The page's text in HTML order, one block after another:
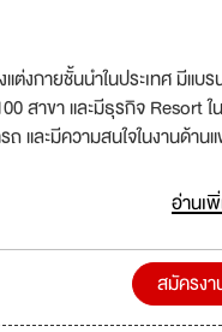
ต่งกายชั้นนำในประเทศ มีแบ
สาขา และมีธุรกิจ Resort ใ
และมีความสนใจในงานด้าน
ป็นของตัวเอง คือ ZEIN
กำลังขยายงาน และมองหาบุ
ร้างความสำเร็จในปี พ.ศ
อ่านเ
สมัครง